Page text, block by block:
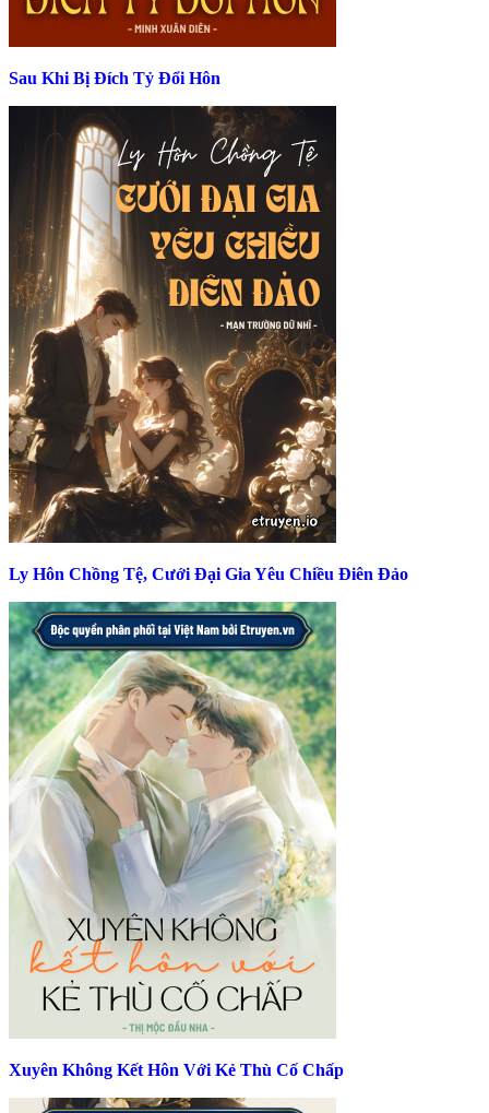
Sau Khi Bị Đích Tỷ Đổi Hôn
Ly Hôn Chồng Tệ, Cưới Đại Gia Yêu Chiều Điên Đảo
Xuyên Không Kết Hôn Với Kẻ Thù Cố Chấp